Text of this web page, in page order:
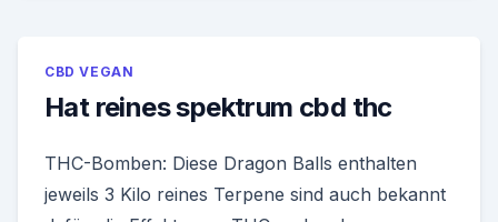
CBD VEGAN
Hat reines spektrum cbd thc
THC-Bomben: Diese Dragon Balls enthalten
jeweils 3 Kilo reines Terpene sind auch bekannt